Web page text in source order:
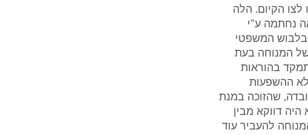
23637/95 את התנגדותו לצו הקיום. הלה
נחתמה ע"י
..." (סעיף 3 להתנגדות). בלבוש המשפטי
של המנוחה בעת
בהוראות
אלמלא ההשפעות
שהזוכה במנת
דווקא מבין
להעביר עוד